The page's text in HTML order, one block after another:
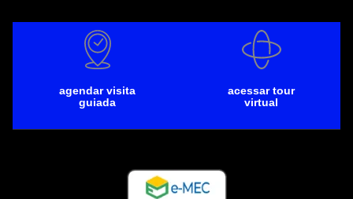
agendar visita
guiada
acessar tour
virtual